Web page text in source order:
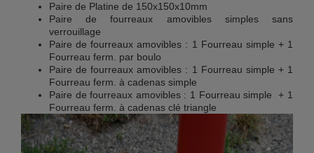
Paire de Platine de 150x150x10mm
Paire de fourreaux amovibles simples sans
verrouillage
Paire de fourreaux amovibles : 1 Fourreau simple + 1
Fourreau ferm. par boulo
Paire de fourreaux amovibles : 1 Fourreau simple + 1
Fourreau ferm. à cadenas simple
Paire de fourreaux amovibles : 1 Fourreau simple + 1
Fourreau ferm. à cadenas clé triangle